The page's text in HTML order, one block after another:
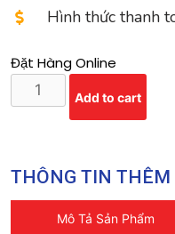
Hình thức thanh
Đặt Hàng Online
Add to cart
THÔNG TIN THÊM
Mô Tả Sản Phẩm